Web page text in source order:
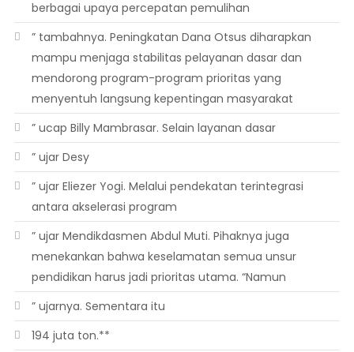
berbagai upaya percepatan pemulihan
” tambahnya. Peningkatan Dana Otsus diharapkan
mampu menjaga stabilitas pelayanan dasar dan
mendorong program-program prioritas yang
menyentuh langsung kepentingan masyarakat
” ucap Billy Mambrasar. Selain layanan dasar
” ujar Desy
” ujar Eliezer Yogi. Melalui pendekatan terintegrasi
antara akselerasi program
” ujar Mendikdasmen Abdul Muti. Pihaknya juga
menekankan bahwa keselamatan semua unsur
pendidikan harus jadi prioritas utama. “Namun
” ujarnya. Sementara itu
194 juta ton.**